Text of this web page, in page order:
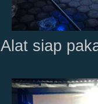
Alat siap